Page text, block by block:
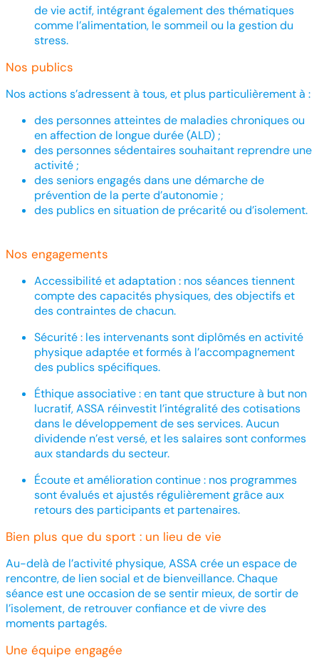
de vie actif, intégrant également des thématiques
comme l’alimentation, le sommeil ou la gestion du
stress.
Nos publics
Nos actions s’adressent à tous, et plus particulièrement à :
des personnes atteintes de maladies chroniques ou
en affection de longue durée (ALD) ;
des personnes sédentaires souhaitant reprendre une
activité ;
des seniors engagés dans une démarche de
prévention de la perte d’autonomie ;
des publics en situation de précarité ou d’isolement.
Nos engagements
Accessibilité et adaptation : nos séances tiennent
compte des capacités physiques, des objectifs et
des contraintes de chacun.
Sécurité : les intervenants sont diplômés en activité
physique adaptée et formés à l’accompagnement
des publics spécifiques.
Éthique associative : en tant que structure à but non
lucratif, ASSA réinvestit l’intégralité des cotisations
dans le développement de ses services. Aucun
dividende n’est versé, et les salaires sont conformes
aux standards du secteur.
Écoute et amélioration continue : nos programmes
sont évalués et ajustés régulièrement grâce aux
retours des participants et partenaires.
Bien plus que du sport : un lieu de vie
Au-delà de l’activité physique, ASSA crée un espace de
rencontre, de lien social et de bienveillance. Chaque
séance est une occasion de se sentir mieux, de sortir de
l’isolement, de retrouver confiance et de vivre des
moments partagés.
Une équipe engagée